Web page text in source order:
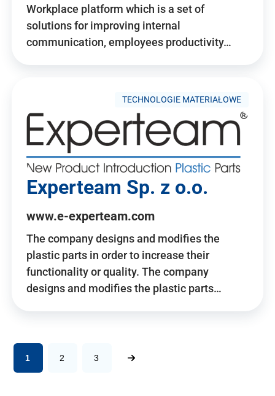
Workplace platform which is a set of
solutions for improving internal
communication, employees productivity…
TECHNOLOGIE MATERIAŁOWE
Experteam Sp. z o.o.
www.e-experteam.com
The company designs and modifies the
plastic parts in order to increase their
functionality or quality. The company
designs and modifies the plastic parts…
1 2 3